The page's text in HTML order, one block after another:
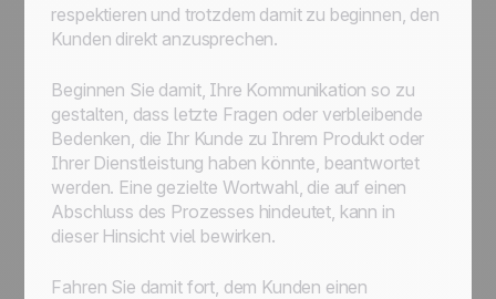
respektieren und trotzdem damit zu beginnen, den
Kunden direkt anzusprechen.
Beginnen Sie damit, Ihre Kommunikation so zu
gestalten, dass letzte Fragen oder verbleibende
Bedenken, die Ihr Kunde zu Ihrem Produkt oder
Ihrer Dienstleistung haben könnte, beantwortet
werden. Eine gezielte Wortwahl, die auf einen
Abschluss des Prozesses hindeutet, kann in
dieser Hinsicht viel bewirken.
Fahren Sie damit fort, dem Kunden einen